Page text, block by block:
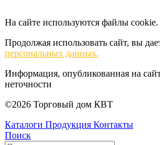
На сайте используются файлы cookie.
Продолжая использовать сайт, вы
персональных данных.
Информация, опубликованная на
неточности
©2026 Торговый дом КВТ
Каталоги Продукция Контакты
Поиск